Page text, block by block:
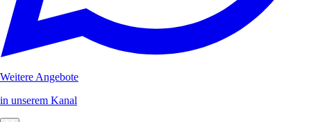
Weitere Angebote
in unserem Kanal